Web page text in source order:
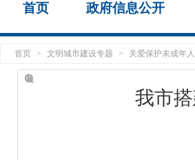
首页 政府信息公开
首页 > 文明城市建设专题 > 关爱保护未成年人
我市